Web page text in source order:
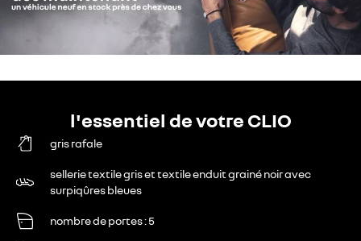
l'essentiel de votre CLIO
gris rafale
sellerie textile gris et textile enduit grainé noir avec
surpiqûres bleues
nombre de portes 5